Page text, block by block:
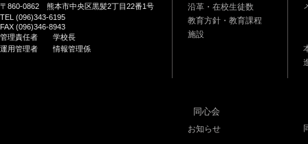
〒860-0862 熊本市中央区黒髪2丁目22番1号
TEL (096)343-6195
FAX (096)346-8943
管理責任者 学校長
運用管理者 情報管理係
沿革・在校生徒数
教育方針・教育課程
施設
同心会
お知らせ